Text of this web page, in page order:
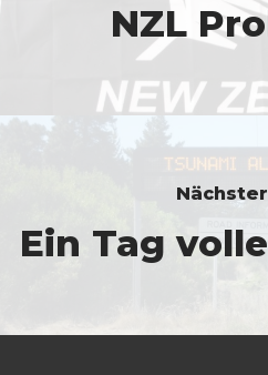
NZL
Ein Tag